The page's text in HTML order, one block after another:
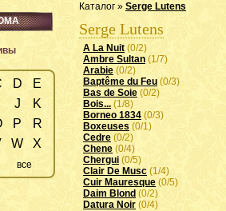
Каталог » Serge Lutens
Serge Lutens
A La Nuit (0/2)
Ambre Sultan (1/7)
Arabie (0/2)
Baptême du Feu (0/3)
Bas de Soie (0/2)
Bois... (1/8)
Borneo 1834 (0/3)
Boxeuses (0/1)
Cedre (0/2)
Chene (0/4)
Chergui (0/5)
Clair De Musc (1/4)
Cuir Mauresque (0/5)
Daim Blond (0/2)
Datura Noir (0/4)
D
E
J
K
P
R
W
X
все